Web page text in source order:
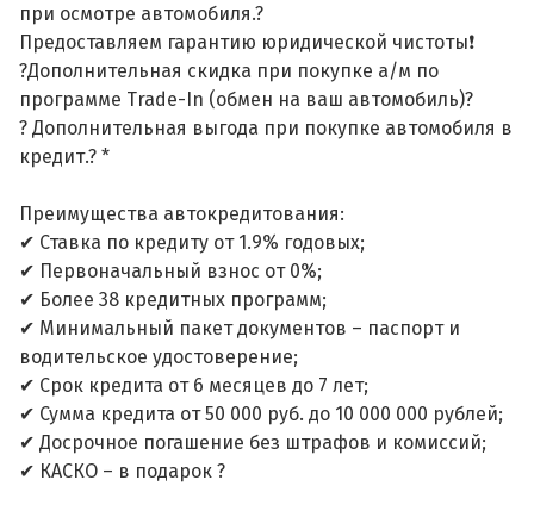
при осмотре автомобиля.?
Предоставляем гарантию юридической чистоты❗
?Дополнительная скидка при покупке а/м по
программе Trade-In (обмен на ваш автомобиль)?
? Дополнительная выгода при покупке автомобиля в
кредит.? *
Преимущества автокредитования:
✔ Ставка по кредиту от 1.9% годовых;
✔ Первоначальный взнос от 0%;
✔ Более 38 кредитных программ;
✔ Минимальный пакет документов – паспорт и
водительское удостоверение;
✔ Срок кредита от 6 месяцев до 7 лет;
✔ Сумма кредита от 50 000 руб. до 10 000 000 рублей;
✔ Досрочное погашение без штрафов и комиссий;
✔ КАСКО – в подарок ?